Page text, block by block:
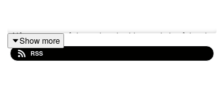
Når mange små kjøp plutselig blir vanskelig å betale
kan dette være starten på en gjeldsspiral for flere.
Tingene blir heller ikke enklere av å bli påminnet om
Show more
RSS